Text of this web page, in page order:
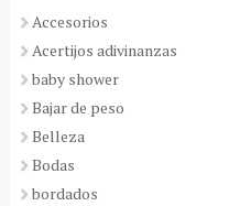
Accesorios
Acertijos adivinanzas
baby shower
Bajar de peso
Belleza
Bodas
bordados